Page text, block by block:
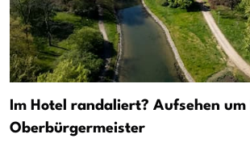
Im Hotel randaliert? Aufsehen um
Oberbürgermeister